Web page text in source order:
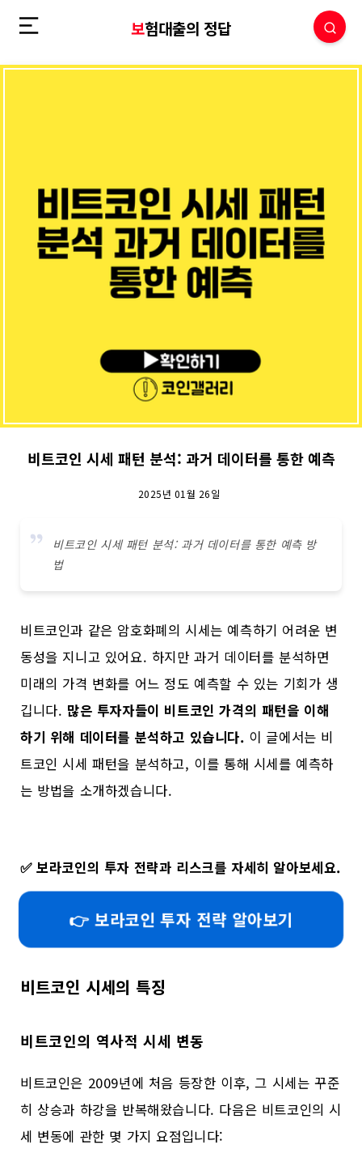
보험대출의 정답
비트코인 시세 패턴 분석: 과거 데이터를 통한 예측
2025년 01월 26일
비트코인 시세 패턴 분석: 과거 데이터를 통한 예측 방
법
비트코인과 같은 암호화폐의 시세는 예측하기 어려운 변
동성을 지니고 있어요. 하지만 과거 데이터를 분석하면
미래의 가격 변화를 어느 정도 예측할 수 있는 기회가 생
깁니다. 많은 투자자들이 비트코인 가격의 패턴을 이해
하기 위해 데이터를 분석하고 있습니다. 이 글에서는 비
트코인 시세 패턴을 분석하고, 이를 통해 시세를 예측하
는 방법을 소개하겠습니다.
✅보라코인의 투자 전략과 리스크를 자세히 알아보세요.
👉 보라코인 투자 전략 알아보기
비트코인 시세의 특징
비트코인의 역사적 시세 변동
비트코인은 2009년에 처음 등장한 이후, 그 시세는 꾸준
히 상승과 하강을 반복해왔습니다. 다음은 비트코인의 시
세 변동에 관한 몇 가지 요점입니다: